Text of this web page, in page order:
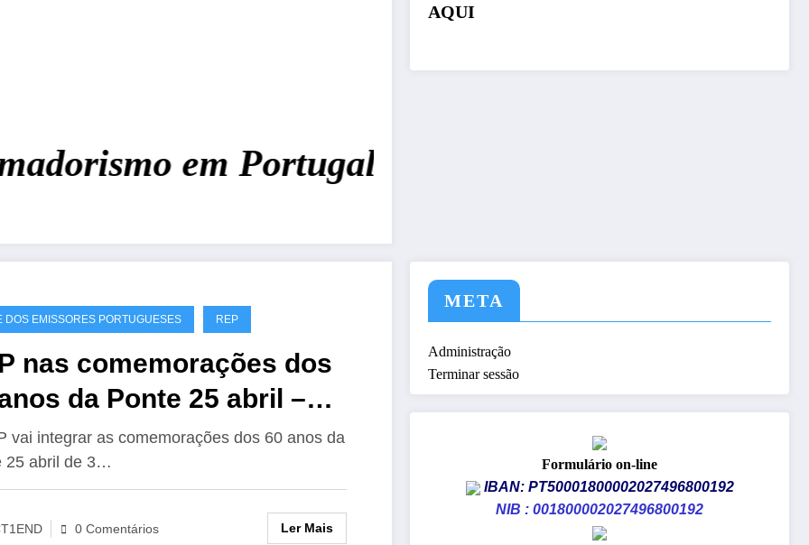
em Portugal!Juntem a nós ! Seja nosso
AQUI
DOS EMISSORES PORTUGUESES REP
nas comemorações dos
da Ponte 25 abril –
vai integrar as comemorações dos 60 anos da
25 abril de 3…
0 Comentários Ler Mais
META
Administração
Terminar sessão
Formulário on-line
IBAN: PT50001800002027496800192
NIB : 001800002027496800192